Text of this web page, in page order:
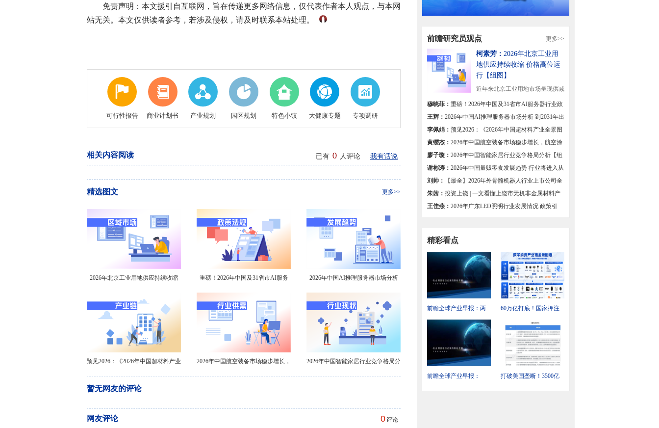
免责声明：本文援引自互联网，旨在传递更多网络信息，仅代表作者本人观点，与本网
站无关。本文仅供读者参考，若涉及侵权，请及时联系本站处理。
可行性报告 商业计划书 产业规划 园区规划 特色小镇 大健康专题 专项调研
已有 0 人评论 我有话说
相关内容阅读
更多>>
精选图文
2026年北京工业用地供应持续收缩
重磅！2026年中国及31省市AI服务
2026年中国AI推理服务器市场分析
预见2026：《2026年中国超材料产业
2026年中国航空装备市场稳步增长，
2026年中国智能家居行业竞争格局分
暂无网友的评论
网友评论 0评论
更多>>
前瞻研究员观点
柯素芳： 2026年北京工业用
地供应持续收缩 价格高位运
行【组图】
近年来北京工业用地市场呈现供减
价增态势，供应规模...
[详细]
穆晓菲： 重磅！2026年中国及31省市AI服务器行业政
策汇总及解读（全）
王辉： 2026年中国AI推理服务器市场分析 到2031年出
货量有望达201万台【组图】
李佩娟： 预见2026：《2026年中国超材料产业全景图
谱》
黄缨杰： 2026年中国航空装备市场稳步增长，航空涂
料需求不减
廖子璇： 2026年中国智能家居行业竞争格局分析【组
图】
谢彬涛： 2026年中国量贩零食发展趋势 行业将进入从
规模竞速转向质效深耕的新阶段【组图】
刘帅：
【最全】2026年外骨骼机器人行业上市公司全
方位对比
朱茜： 投资上饶 | 一文看懂上饶市无机非金属材料产
业发展现状与投资机会前瞻
王佳燕： 2026年广东LED照明行业发展情况 政策引
精彩看点
前瞻全球产业早报：两
部门印发《可再生能源
发展“十五五”规划》
60万亿打底！国家押注
重大转向信号
前瞻全球产业早报：
打破美国垄断！3500亿